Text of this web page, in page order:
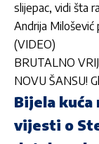
slijepac, vidi šta
Andrija Milošević
(VIDEO)
BRUTALNO
NOVU ŠANSU!
Bijela kuća
vijesti o